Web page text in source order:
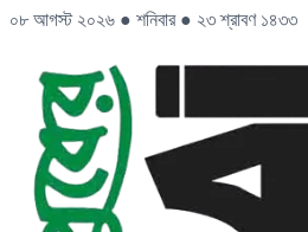
০৮ আগস্ট ২০২৬ ● শনিবার ● ২৩ শ্রাবণ ১৪৩৩